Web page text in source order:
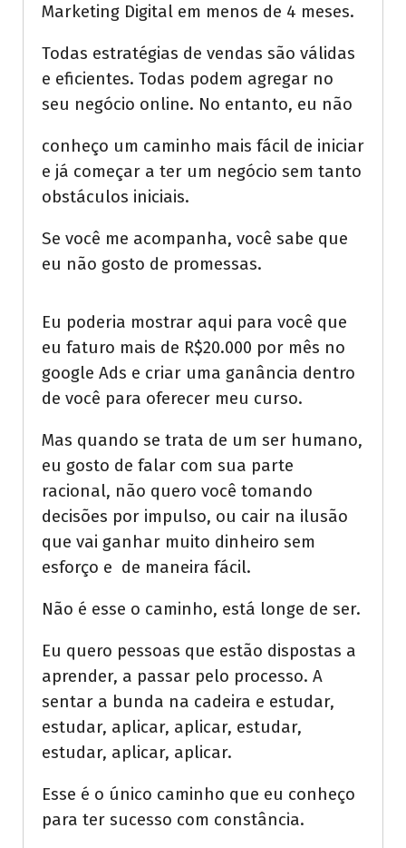
Marketing Digital em menos de 4 meses.
Todas estratégias de vendas são válidas
e eficientes. Todas podem agregar no
seu negócio online. No entanto, eu não
conheço um caminho mais fácil de iniciar
e já começar a ter um negócio sem tanto
obstáculos iniciais.
Se você me acompanha, você sabe que
eu não gosto de promessas.
Eu poderia mostrar aqui para você que
eu faturo mais de R$20.000 por mês no
google Ads e criar uma ganância dentro
de você para oferecer meu curso.
Mas quando se trata de um ser humano,
eu gosto de falar com sua parte
racional, não quero você tomando
decisões por impulso, ou cair na ilusão
que vai ganhar muito dinheiro sem
esforço e de maneira fácil.
Não é esse o caminho, está longe de ser.
Eu quero pessoas que estão dispostas a
aprender, a passar pelo processo. A
sentar a bunda na cadeira e estudar,
estudar, aplicar, aplicar, estudar,
estudar, aplicar, aplicar.
Esse é o único caminho que eu conheço
para ter sucesso com constância.